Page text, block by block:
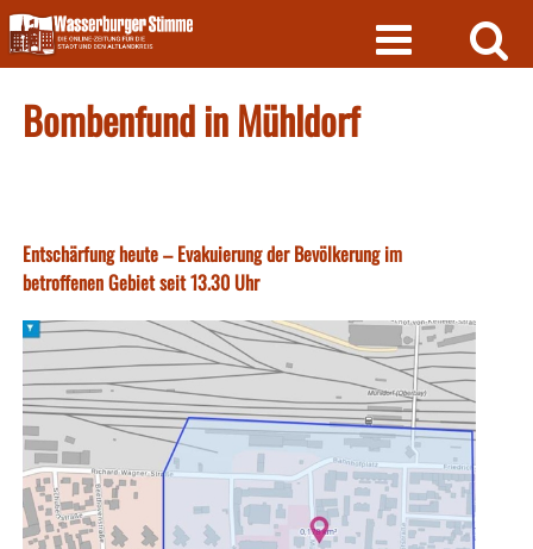
Skip
to
content
Bombenfund in Mühldorf
Entschärfung heute – Evakuierung der Bevölkerung im
betroffenen Gebiet seit 13.30 Uhr